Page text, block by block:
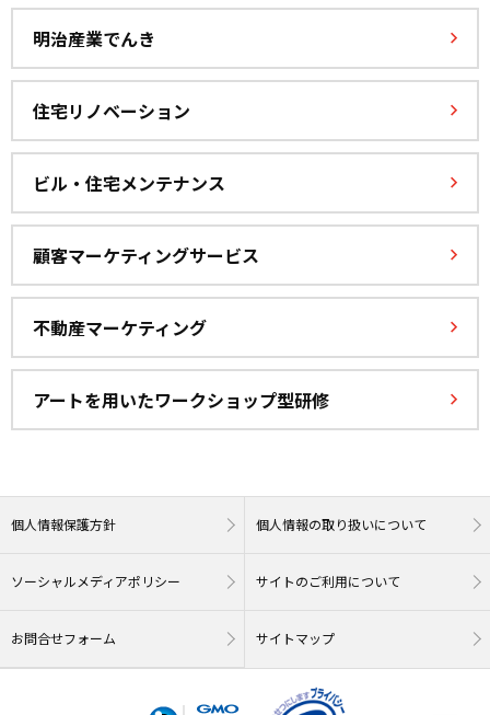
明治産業でんき
住宅リノベーション
ビル・住宅メンテナンス
顧客マーケティングサービス
不動産マーケティング
アートを用いたワークショップ型研修
個人情報保護方針 個人情報の取り扱いについて
ソーシャルメディアポリシー サイトのご利用について
お問合せフォーム サイトマップ